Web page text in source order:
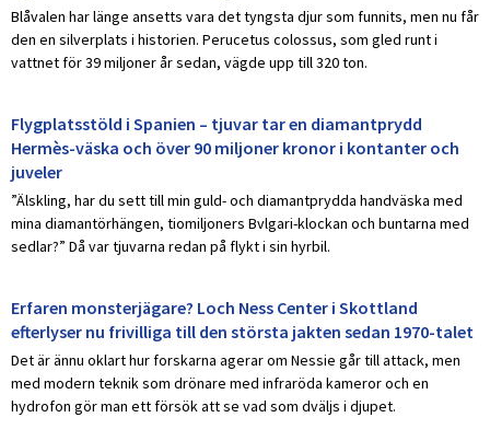
Blåvalen har länge ansetts vara det tyngsta djur som funnits, men nu får
den en silverplats i historien. Perucetus colossus, som gled runt i
vattnet för 39 miljoner år sedan, vägde upp till 320 ton.
Flygplatsstöld i Spanien – tjuvar tar en diamantprydd
Hermès-väska och över 90 miljoner kronor i kontanter och
juveler
”Älskling, har du sett till min guld- och diamantprydda handväska med
mina diamantörhängen, tiomiljoners Bvlgari-klockan och buntarna med
sedlar?” Då var tjuvarna redan på flykt i sin hyrbil.
Erfaren monsterjägare? Loch Ness Center i Skottland
efterlyser nu frivilliga till den största jakten sedan 1970-talet
Det är ännu oklart hur forskarna agerar om Nessie går till attack, men
med modern teknik som drönare med infraröda kameror och en
hydrofon gör man ett försök att se vad som dväljs i djupet.